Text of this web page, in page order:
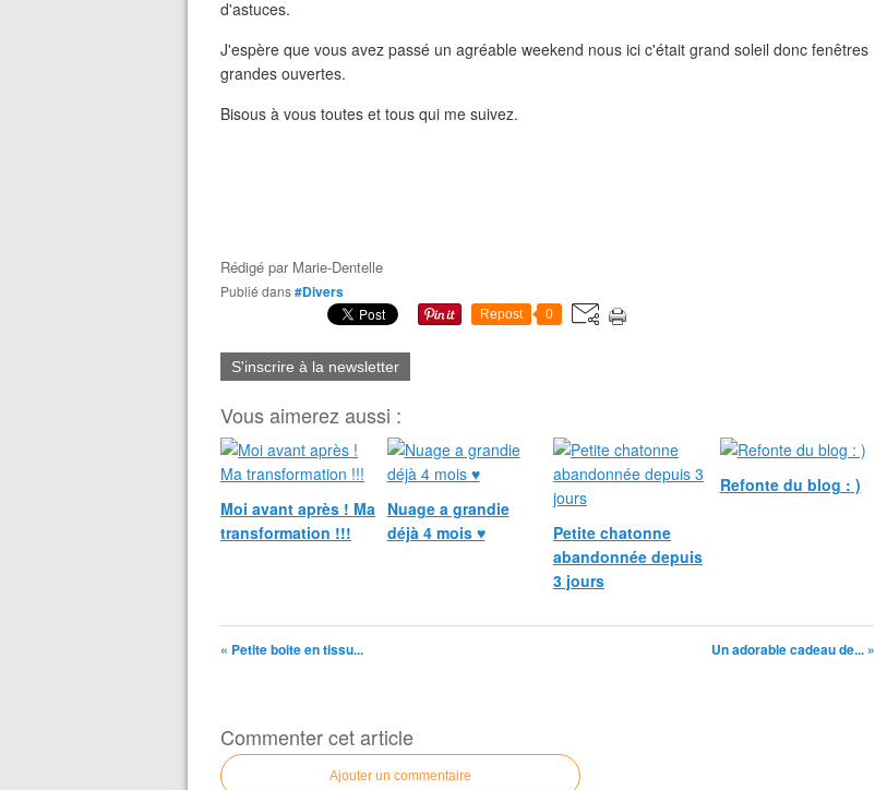
d'astuces.
J'espère que vous avez passé un agréable weekend nous ici c'était grand soleil donc fenêtres
grandes ouvertes.
Bisous à vous toutes et tous qui me suivez.
Rédigé par Marie-Dentelle
Publié dans#Divers
Repost 0
S'inscrire à la newsletter
Vous aimerez aussi :
Moi avant après ! Ma
transformation !!!
Nuage a grandie
déjà 4 mois ♥
Petite chatonne
abandonnée depuis
3 jours
Refonte du blog : )
« Petite boite en tissu... Un adorable cadeau de... »
Commenter cet article
Ajouter un commentaire